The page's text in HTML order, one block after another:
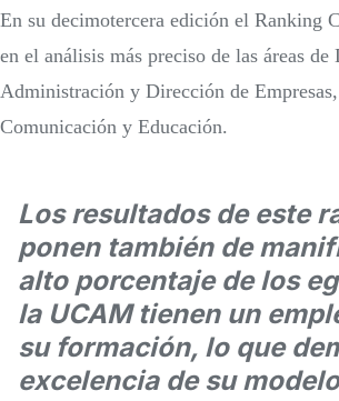
En su decimotercera edición el Ranking
en el análisis más preciso de las áreas de
Administración y Dirección de
Comunicación y Educación.
Los resultados de este
ponen también de
alto porcentaje de los
la UCAM tienen un
su formación, lo que
excelencia de su